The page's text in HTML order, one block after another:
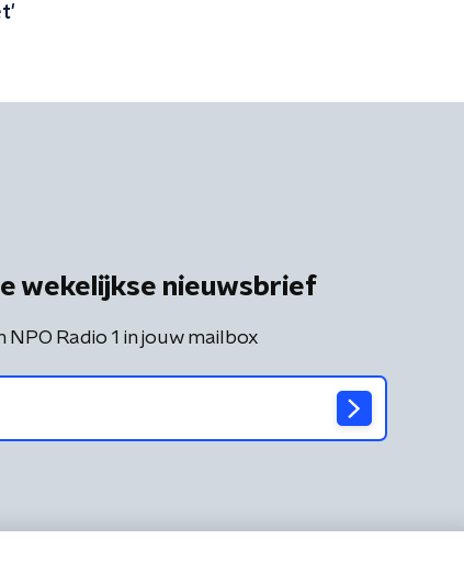
wekelijkse nieuwsbrief
Radio 1 in jouw mailbox